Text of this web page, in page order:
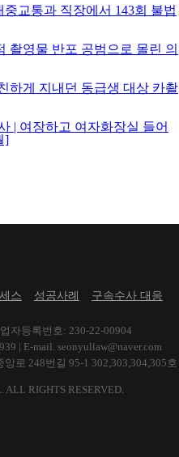
교통과 직장에서 143회 불법
촬영물 반포 공범으로 몰린 의
하게 지내던 동급생 대상 카촬
| 여장하고 여자화장실 들어
]
스 성공사례 구속수사 대응
자등록번호: 230-22-00904
| E-mail. seonyullaw@naver.com
로 248번길 95-1 302,303,304,305호
RIGHTS RESERVED.